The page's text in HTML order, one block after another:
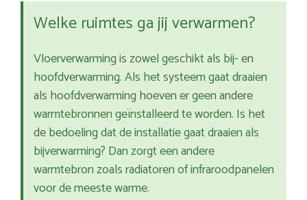
Welke ruimtes ga jij verwarmen?
Vloerverwarming is zowel geschikt als bij- en
hoofdverwarming. Als het systeem gaat draaien
als hoofdverwarming hoeven er geen andere
warmtebronnen geïnstalleerd te worden. Is het
de bedoeling dat de installatie gaat draaien als
bijverwarming? Dan zorgt een andere
warmtebron zoals radiatoren of infraroodpanelen
voor de meeste warme.